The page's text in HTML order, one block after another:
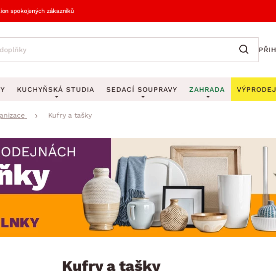
spokojených zákazníků
DEKORACE
Obrazy
Zrcadla
Zobrazit vše
Věšáky na klíče
Stojany na deštníky
Stojany na noviny
Stojany na oblečení
Zobrazit vše
DOMÁCÍ SPOTŘEBIČE ZAHRADNÍ DOPLŇKY
KUCHYŇSKÁ STUDIA SEDACÍ SOUPRAVY
Rohové sedací soupravy
Sedací soupravy 3-2-1
Sedací soupravy na míru
ZAHRADA
Zahradní židle a
Zahradní lavice
Zahradní stoly
Zahradní houpačky
Zahradní lehátka
Zahradní doplňky
VÝPRODEJ
Kufry a tašky
Kufry a tašky